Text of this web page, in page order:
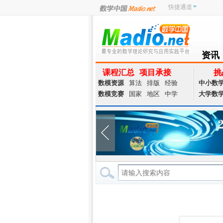
快捷通道
资讯
NEWS
课程汇总 项目承接
数模资源 算法 排版
经验
数模竞赛
国家 地区 中学
挑
中小数
大学数